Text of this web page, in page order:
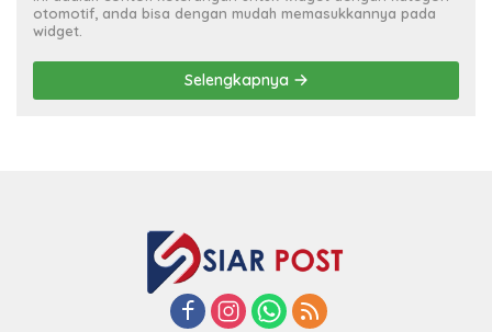
otomotif, anda bisa dengan mudah memasukkannya pada
widget.
Selengkapnya